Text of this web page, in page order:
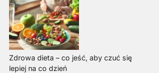
Zdrowa dieta – co jeść, aby czuć się
lepiej na co dzień